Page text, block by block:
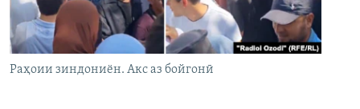
Раҳоии зиндониён. Акс аз бойгонӣ